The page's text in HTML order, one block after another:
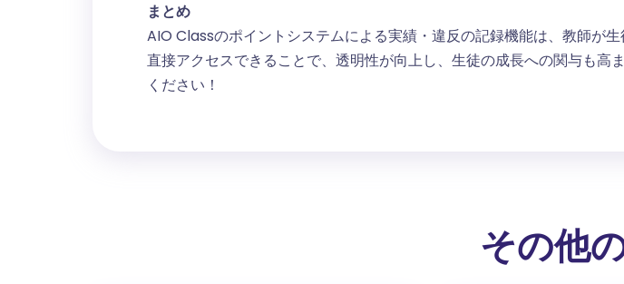
まとめ
AIO Classのポイントシステムによる実績・違反の記録機能は、教師が
直接アクセスできることで、透明性が向上し、生徒の成長への関与も
ください！
その他